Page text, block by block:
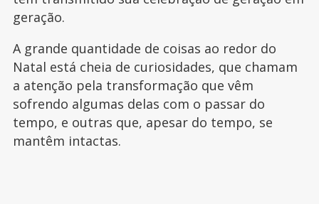
geração.
A grande quantidade de coisas ao redor do
Natal está cheia de curiosidades, que chamam
a atenção pela transformação que vêm
sofrendo algumas delas com o passar do
tempo, e outras que, apesar do tempo, se
mantêm intactas.